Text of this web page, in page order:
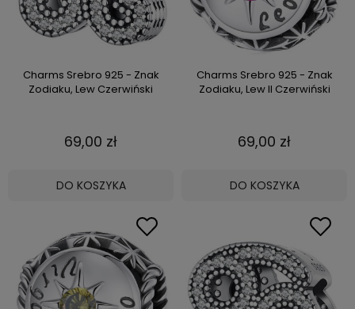
Charms Srebro 925 - Znak
Zodiaku, Lew Czerwiński
69,00 zł
DO KOSZYKA
Charms Srebro 925 - Znak
Zodiaku, Lew II Czerwiński
69,00 zł
DO KOSZYKA